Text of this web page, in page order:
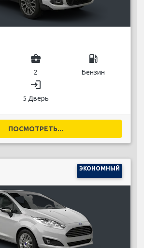
business_center
2
local_gas_station
Бензин
login
5 Дверь
ПОСМОТРЕТЬ...
ЭКОНОМНЫЙ